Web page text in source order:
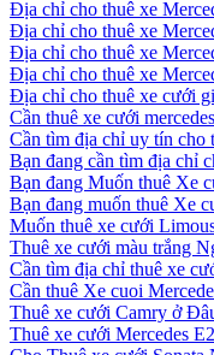
Địa chỉ cho thuê xe
Địa chỉ cho thuê xe
Địa chỉ cho thuê xe
Địa chỉ cho thuê xe
Địa chỉ cho thuê xe cưới
Cần thuê xe cưới
Cần tìm địa chỉ uy tín cho
Bạn đang cần tìm địa chỉ
Bạn đang Muốn thuê Xe
Bạn đang muốn thuê Xe
Muốn thuê xe cưới
Thuê xe cưới màu trắng
Cần tìm địa chỉ thuê xe
Cần thuê Xe cuoi
Thuê xe cưới Camry ở
Thuê xe cưới Mercedes